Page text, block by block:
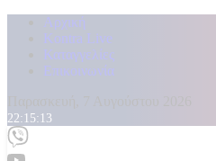
Αρχική
Kontra Live
Καταγγελίες
Επικοινωνία
22:15:14